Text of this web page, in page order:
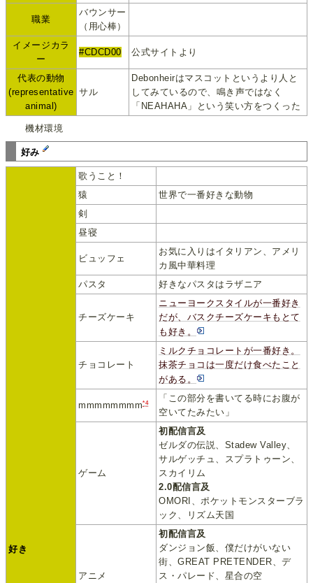
職業
バウンサー
（用心棒）
イメージカラ
ー
#CDCD00 公式サイトより
代表の動物
(representative
animal)
サル
Debonheirはマスコットというより人と
してみているので、鳴き声ではなく
「NEAHAHA」という笑い方をつくった
機材環境
好み
好き
歌うこと！
猿
世界で一番好きな動物
剣
昼寝
ビュッフェ
お気に入りはイタリアン、アメリ
カ風中華料理
パスタ
好きなパスタはラザニア
チーズケーキ
ニューヨークスタイルが一番好き
だが、バスクチーズケーキもとて
も好き。
チョコレート
ミルクチョコレートが一番好き。
抹茶チョコは一度だけ食べたこと
がある。
mmmmmmmm*4
「この部分を書いてる時にお腹が
空いてたみたい」
ゲーム
初配信言及
ゼルダの伝説、Stadew Valley、
サルゲッチュ、スプラトゥーン、
スカイリム
2.0配信言及
OMORI、ポケットモンスターブラ
ック、リズム天国
アニメ
初配信言及
ダンジョン飯、僕だけがいない
街、GREAT PRETENDER、デ
ス・パレード、星合の空